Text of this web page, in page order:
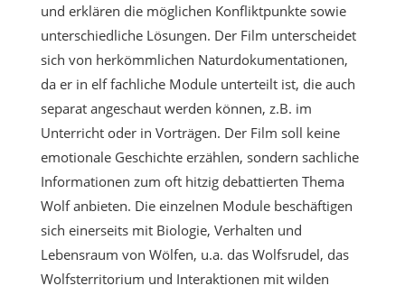
und erklären die möglichen Konfliktpunkte sowie
unterschiedliche Lösungen. Der Film unterscheidet
sich von herkömmlichen Naturdokumentationen,
da er in elf fachliche Module unterteilt ist, die auch
separat angeschaut werden können, z.B. im
Unterricht oder in Vorträgen. Der Film soll keine
emotionale Geschichte erzählen, sondern sachliche
Informationen zum oft hitzig debattierten Thema
Wolf anbieten. Die einzelnen Module beschäftigen
sich einerseits mit Biologie, Verhalten und
Lebensraum von Wölfen, u.a. das Wolfsrudel, das
Wolfsterritorium und Interaktionen mit wilden